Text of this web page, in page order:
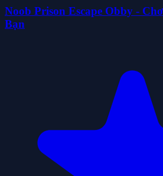
Noob Prison Escape Obby -
Bạn